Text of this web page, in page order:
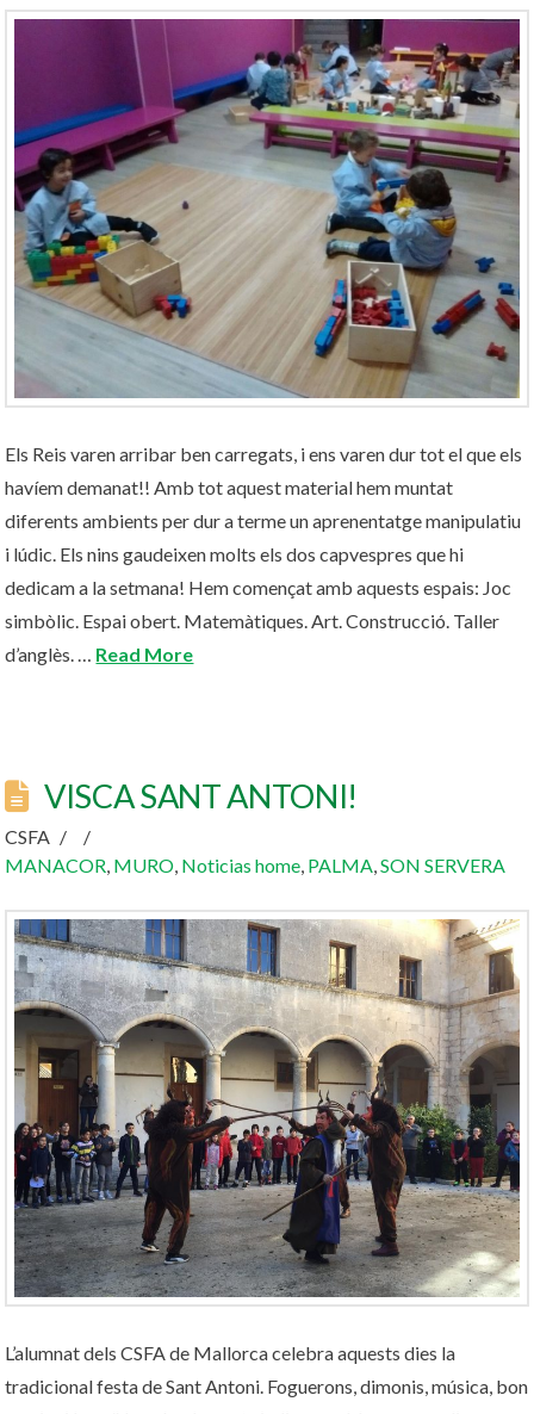
Els Reis varen arribar ben carregats, i ens varen dur tot el que els
havíem demanat!! Amb tot aquest material hem muntat
diferents ambients per dur a terme un aprenentatge manipulatiu
i lúdic. Els nins gaudeixen molts els dos capvespres que hi
dedicam a la setmana! Hem començat amb aquests espais: Joc
simbòlic. Espai obert. Matemàtiques. Art. Construcció. Taller
d’anglès. … Read More
VISCA SANT ANTONI!
CSFA
MANACOR MURO Noticias home PALMA ,SON SERVERA
L’alumnat dels CSFA de Mallorca celebra aquests dies la
tradicional festa de Sant Antoni. Foguerons, dimonis, música, bon